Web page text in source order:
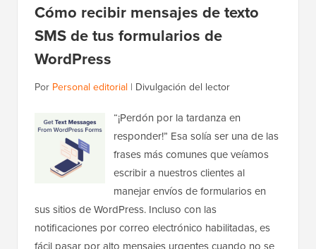
Cómo recibir mensajes de texto
SMS de tus formularios de
WordPress
Por Personal editorial | Divulgación del lector
“¡Perdón por la tardanza en
responder!” Esa solía ser una de las
frases más comunes que veíamos
escribir a nuestros clientes al
manejar envíos de formularios en
sus sitios de WordPress. Incluso con las
notificaciones por correo electrónico habilitadas, es
fácil pasar por alto mensajes urgentes cuando no se